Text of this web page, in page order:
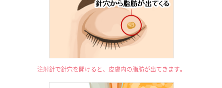
注射針で針穴を開けると、皮膚内の脂肪が出てきます。